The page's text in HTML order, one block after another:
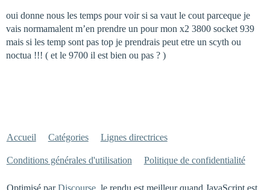
oui donne nous les temps pour voir si sa vaut le cout parceque je
vais normamalent m’en prendre un pour mon x2 3800 socket 939
mais si les temp sont pas top je prendrais peut etre un scyth ou
noctua !!! ( et le 9700 il est bien ou pas ? )
Accueil Catégories Lignes directrices
Conditions générales d'utilisation Politique de confidentialité
Optimisé parDiscourse, le rendu est meilleur quand JavaScript est